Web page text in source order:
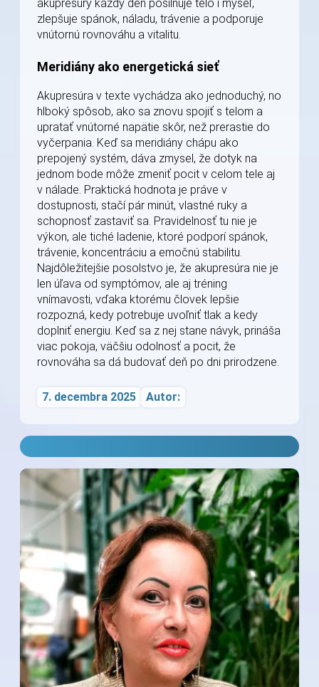
akupresúry každý deň posilňuje telo i myseľ,
zlepšuje spánok, náladu, trávenie a podporuje
vnútornú rovnováhu a vitalitu.
Meridiány ako energetická sieť
Akupresúra v texte vychádza ako jednoduchý, no
hlboký spôsob, ako sa znovu spojiť s telom a
upratať vnútorné napätie skôr, než prerastie do
vyčerpania. Keď sa meridiány chápu ako
prepojený systém, dáva zmysel, že dotyk na
jednom bode môže zmeniť pocit v celom tele aj
v nálade. Praktická hodnota je práve v
dostupnosti, stačí pár minút, vlastné ruky a
schopnosť zastaviť sa. Pravidelnosť tu nie je
výkon, ale tiché ladenie, ktoré podporí spánok,
trávenie, koncentráciu a emočnú stabilitu.
Najdôležitejšie posolstvo je, že akupresúra nie je
len úľava od symptómov, ale aj tréning
vnímavosti, vďaka ktorému človek lepšie
rozpozná, kedy potrebuje uvoľniť tlak a kedy
doplniť energiu. Keď sa z nej stane návyk, prináša
viac pokoja, väčšiu odolnosť a pocit, že
rovnováha sa dá budovať deň po dni prirodzene.
7. decembra 2025 Autor: